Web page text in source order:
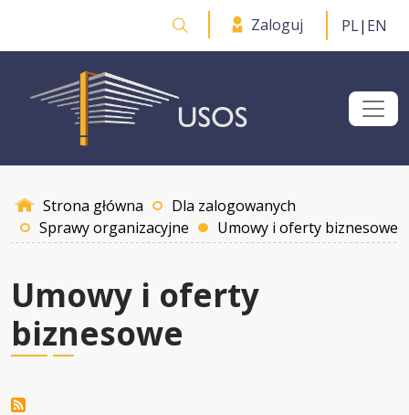
Przejdź do treści
Otwórz wyszukiwarkę
Zaloguj PL| EN
Strona główna
Dla zalogowanych
Sprawy organizacyjne
Umowy i oferty biznesowe
Umowy i oferty
biznesowe